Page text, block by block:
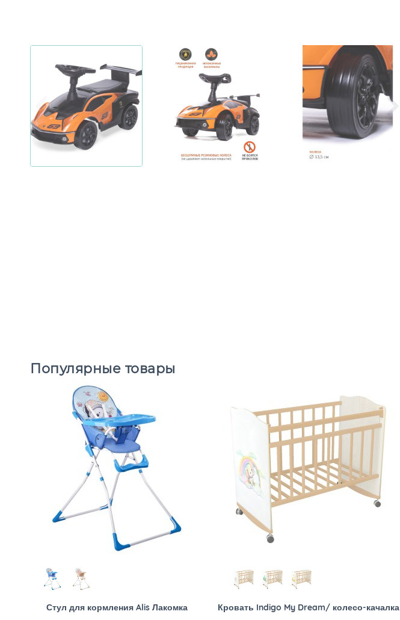
Популярные товары
Стул для кормления Alis Лакомка Кровать Indigo My Dream/ колесо-качалка